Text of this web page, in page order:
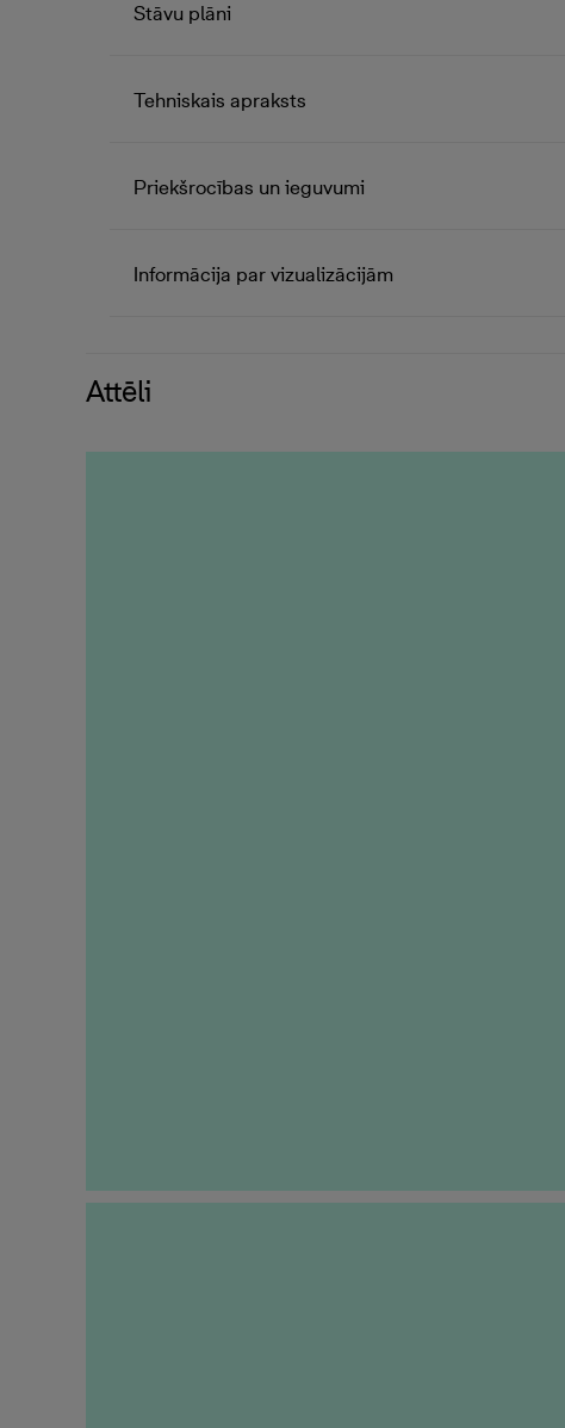
Stāvu plāni
Tehniskais apraksts
Priekšrocības un ieguvumi
Informācija par vizualizācijām
Attēli